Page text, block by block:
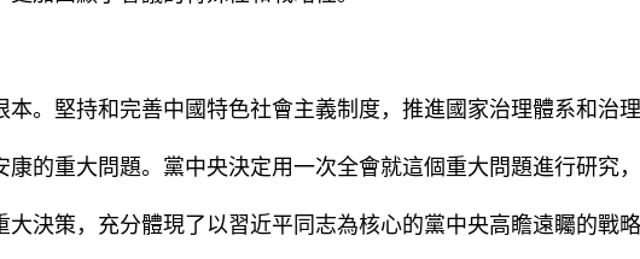
堅持和完善中國特色社會主義制度，推進國家治理體系和治
的重大問題。黨中央決定用一次全會就這個重大問題進行研究
決策，充分體現了以習近平同志為核心的黨中央高瞻遠矚的戰